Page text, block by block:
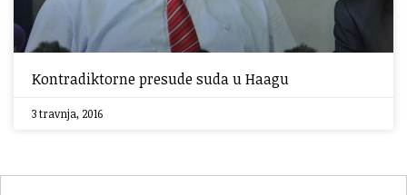
Kontradiktorne presude suda u Haagu
3 travnja, 2016